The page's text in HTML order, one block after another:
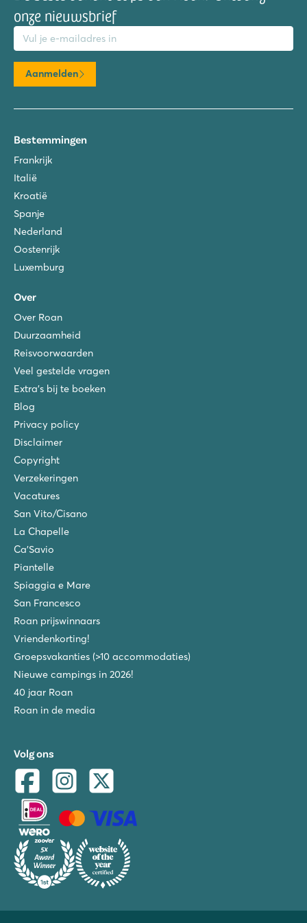
onze nieuwsbrief
Aanmelden
Bestemmingen
Frankrijk
Italië
Kroatië
Spanje
Nederland
Oostenrijk
Luxemburg
Over
Over Roan
Duurzaamheid
Reisvoorwaarden
Veel gestelde vragen
Extra's bij te boeken
Blog
Privacy policy
Disclaimer
Copyright
Verzekeringen
Vacatures
San Vito/Cisano
La Chapelle
Ca'Savio
Piantelle
Spiaggia e Mare
San Francesco
Roan prijswinnaars
Vriendenkorting!
Groepsvakanties (>10 accommodaties)
Nieuwe campings in 2026!
40 jaar Roan
Roan in de media
Volg ons